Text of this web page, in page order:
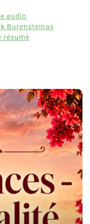
audio
Burensteinas
résumé